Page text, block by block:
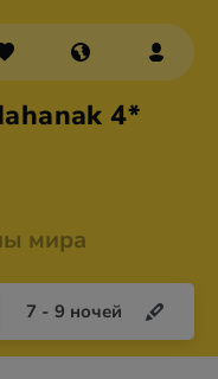
4*
мира
7 - 9 ночей